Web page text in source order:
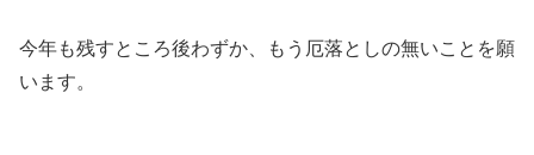
今年も残すところ後わずか、もう厄落としの無いことを願
います。